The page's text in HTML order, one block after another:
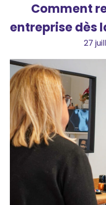
Comment
entreprise dès
27